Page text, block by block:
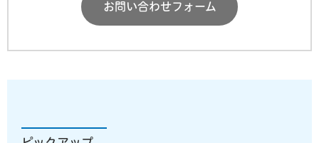
お問い合わせフォーム